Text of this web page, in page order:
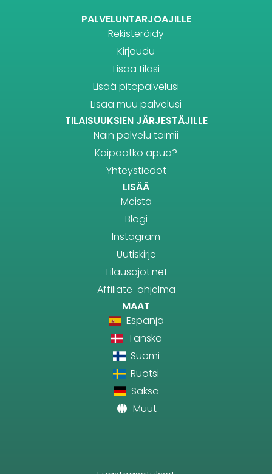
PALVELUNTARJOAJILLE
Rekisteröidy
Kirjaudu
Lisää tilasi
Lisää pitopalvelusi
Lisää muu palvelusi
TILAISUUKSIEN JÄRJESTÄJILLE
Näin palvelu toimii
Kaipaatko apua?
Yhteystiedot
LISÄÄ
Meistä
Blogi
Instagram
Uutiskirje
Tilausajot.net
Affiliate-ohjelma
MAAT
Espanja
Tanska
Suomi
Ruotsi
Saksa
Muut